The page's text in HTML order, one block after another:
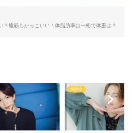
？腹筋もかっこいい！体脂肪率は一桁で体重は？
綱啓永